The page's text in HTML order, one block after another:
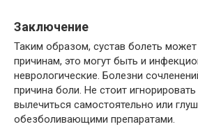
Заключение
Таким образом, сустав болеть
причинам, это могут быть и
неврологические. Болезни
причина боли. Не стоит
вылечиться самостоятельно или
обезболивающими препаратами.